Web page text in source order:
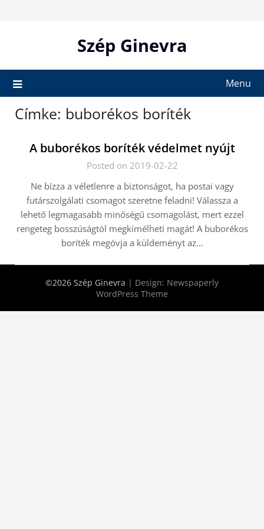
Szép Ginevra
Menu
Címke: buborékos boríték
A buborékos boríték védelmet nyújt
Posted on 2019-02-22
Ne bízza a véletlenre a biztonságot, ha postai vagy
futárszolgálati csomagot szeretne feladni! Válassza a
lehető legmagasabb minőségű csomagolást, mert ezzel
rengeteg bosszúságtól megkímélheti magát! A buborékos
boríték megóvja a küldeményt az…
©2026 Szép Ginevra | Design: Newspaperly
WordPress Theme